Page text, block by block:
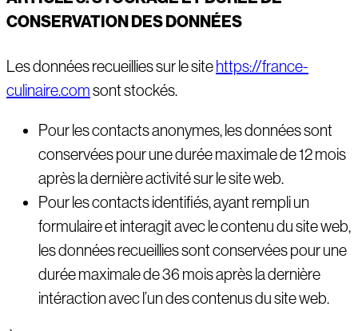
CONSERVATION DES DONNÉES
Les données recueillies sur le site https://france-
culinaire.comsont stockés.
Pour les contacts anonymes, les données sont
conservées pour une durée maximale de 12 mois
après la dernière activité sur le site web.
Pour les contacts identifiés, ayant rempli un
formulaire et interagit avec le contenu du site web,
les données recueillies sont conservées pour une
durée maximale de 36 mois après la dernière
intéraction avec l’un des contenus du site web.